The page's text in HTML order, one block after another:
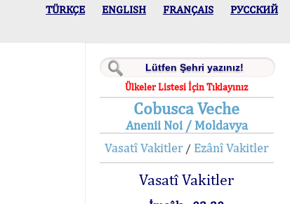
TÜRKÇE ENGLISH FRANÇAIS РУССКИЙ
Ülkeler Listesi İçin Tıklayınız
Cobusca Veche
Anenii Noi / Moldavya
Vasatî Vakitler/ Ezânî Vakitler
Vasatî Vakitler